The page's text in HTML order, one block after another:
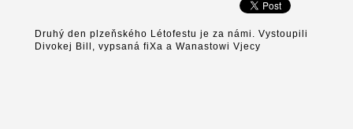
Druhý den plzeňského Létofestu je za námi. Vystoupili
Divokej Bill, vypsaná fiXa a Wanastowi Vjecy